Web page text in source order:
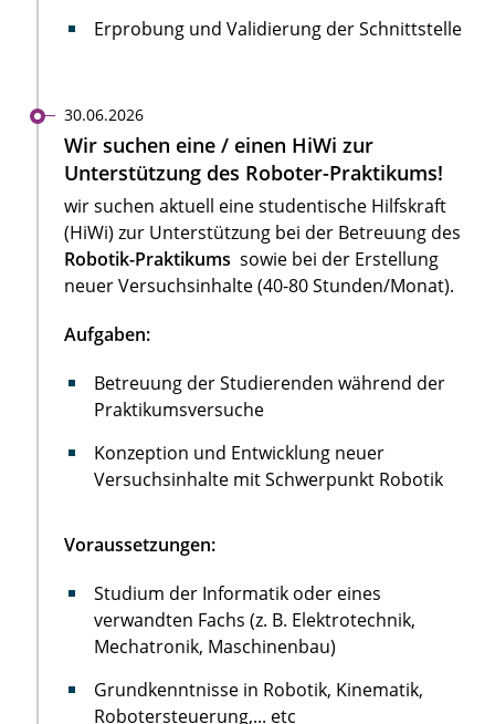
Erprobung und Validierung der Schnittstelle
30.06.2026
Wir suchen eine / einen HiWi zur
Unterstützung des Roboter-Praktikums!
wir suchen aktuell eine studentische Hilfskraft
(HiWi) zur Unterstützung bei der Betreuung des
Robotik-Praktikums sowie bei der Erstellung
neuer Versuchsinhalte (40-80 Stunden/Monat).
Aufgaben:
Betreuung der Studierenden während der
Praktikumsversuche
Konzeption und Entwicklung neuer
Versuchsinhalte mit Schwerpunkt Robotik
Voraussetzungen:
Studium der Informatik oder eines
verwandten Fachs (z. B. Elektrotechnik,
Mechatronik, Maschinenbau)
Grundkenntnisse in Robotik, Kinematik,
Robotersteuerung,... etc